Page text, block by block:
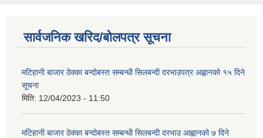
सार्वजनिक खरिद/बोलपत्र सूचना
मटिहानी बाजार ठेक्का बन्दोबस्त सम्बन्धी सिलबन्दी दरभाउपत्र अह्वानको १५ दिने
सूचना
मिति: 12/04/2023 - 11:50
मटिहानी बाजार ठेक्का बन्दोबस्त सम्बन्धी सिलबन्दी दरभाउ आह्वानको ७ दिने